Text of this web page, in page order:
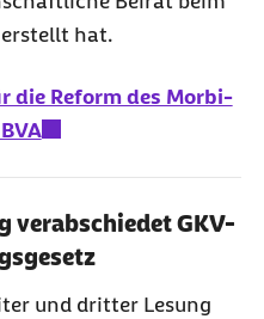
hat.
die Reform des Morbi-
verabschiedet GKV-
und dritter Lesung